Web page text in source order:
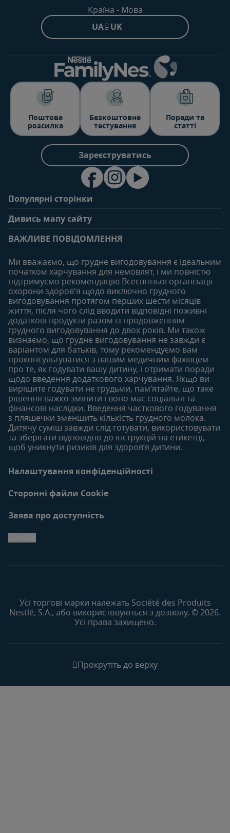
Країна - Мова
UA - UK
Поштова
розсилка
Безкоштовне
тестування
Поради та
статті
Зареєструватись
Популярні сторінки
Поширені запитання
Особистий кабінет
Придбати
Наші бренди
Безкоштовні тестування
Дивись мапу сайту
Статті
Статті
6-12 місяців
Статті
Продукти
12-18 місяців
Статті
Продукти
18-24 місяців
Статті
Продукти
ВАЖЛИВЕ ПОВІДОМЛЕННЯ
Ми вважаємо, що грудне вигодовування є ідеальним
початком харчування для немовлят, і ми повністю
підтримуємо рекомендацію Всесвітньої організації
охорони здоров'я щодо виключно грудного
вигодовування протягом перших шести місяців
життя, після чого слід вводити відповідні поживні
додаткові продукти разом із продовженням
грудного вигодовування до двох років. Ми також
визнаємо, що грудне вигодовування не завжди є
варіантом для батьків, тому рекомендуємо вам
проконсультуватися з вашим медичним фахівцем
про те, як годувати вашу дитину, і отримати поради
щодо введення додаткового харчування. Якщо ви
вирішите годувати не грудьми, пам’ятайте, що таке
рішення важко змінити і воно має соціальні та
фінансові наслідки. Введення часткового годування
з пляшечки зменшить кількість грудного молока.
Дитячу суміш завжди слід готувати, використовувати
та зберігати відповідно до інструкцій на етикетці,
щоб уникнути ризиків для здоров’я дитини.
Налаштування конфіденційності
Сторонні файли Cookie
Заява про доступність
Усі торгові марки належать Société des Produits
Nestlé, S.A., або використовуються з дозволу. © 2026.
Усі права захищено.
Прокрутіть до верху